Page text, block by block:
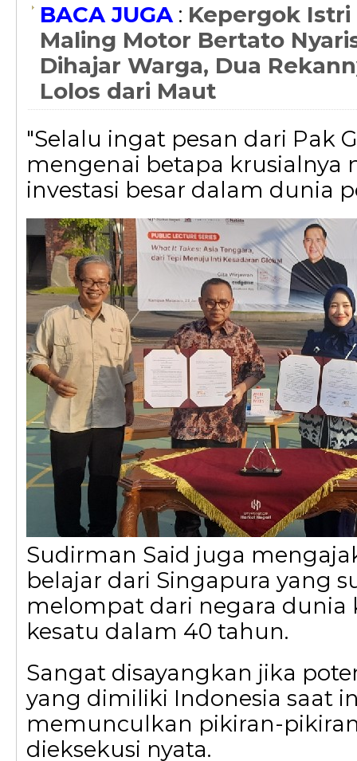
BACA JUGA: Kepergok Istri
Maling Motor Bertato
Dihajar Warga, Dua
Lolos dari Maut
"Selalu ingat pesan dari Pak
mengenai betapa krusialnya
investasi besar dalam dunia
Sudirman Said juga
belajar dari Singapura yang
melompat dari negara dunia
kesatu dalam 40 tahun.
Sangat disayangkan jika
yang dimiliki Indonesia saat
memunculkan pikiran-
dieksekusi nyata.